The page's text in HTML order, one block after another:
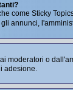
come Sticky
gli annunci,
moderatori o
adesione.